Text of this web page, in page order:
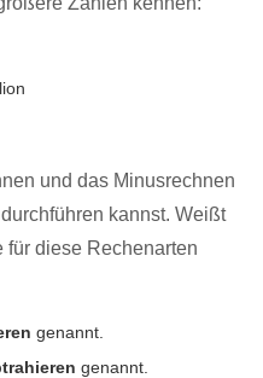
und das Minusrechnen
kannst. Weißt
für diese Rechenarten
genannt.
genannt.